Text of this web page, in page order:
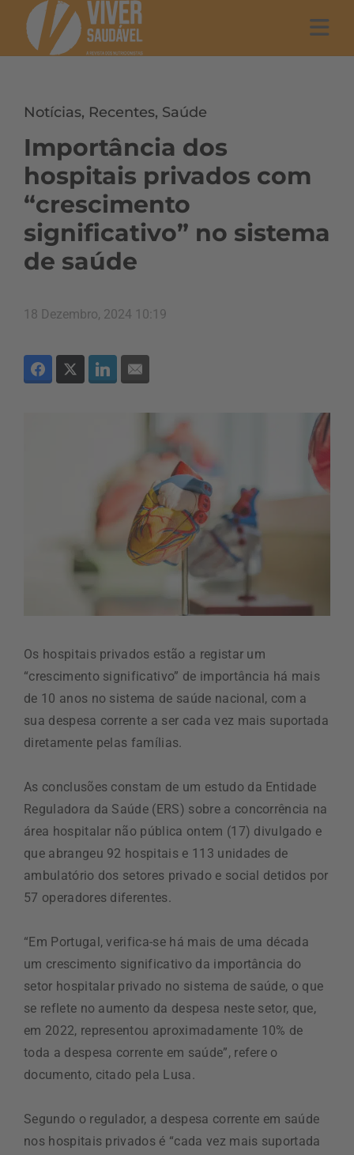
Notícias, Recentes, Saúde
Importância dos
hospitais privados com
“crescimento
significativo” no sistema
de saúde
18 Dezembro, 2024 10:19
Os hospitais privados estão a registar um
“crescimento significativo” de importância há mais
de 10 anos no sistema de saúde nacional, com a
sua despesa corrente a ser cada vez mais suportada
diretamente pelas famílias.
As conclusões constam de um estudo da Entidade
Reguladora da Saúde (ERS) sobre a concorrência na
área hospitalar não pública ontem (17) divulgado e
que abrangeu 92 hospitais e 113 unidades de
ambulatório dos setores privado e social detidos por
57 operadores diferentes.
“Em Portugal, verifica-se há mais de uma década
um crescimento significativo da importância do
setor hospitalar privado no sistema de saúde, o que
se reflete no aumento da despesa neste setor, que,
em 2022, representou aproximadamente 10% de
toda a despesa corrente em saúde”, refere o
documento, citado pela Lusa.
Segundo o regulador, a despesa corrente em saúde
nos hospitais privados é “cada vez mais suportada